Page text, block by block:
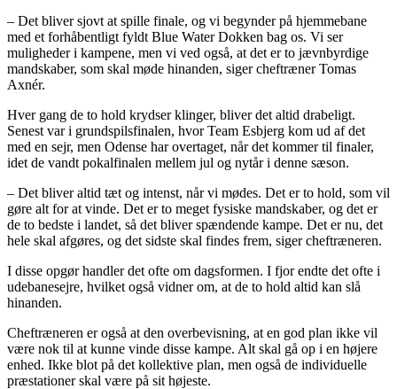
– Det bliver sjovt at spille finale, og vi begynder på hjemmebane
med et forhåbentligt fyldt Blue Water Dokken bag os. Vi ser
muligheder i kampene, men vi ved også, at det er to jævnbyrdige
mandskaber, som skal møde hinanden, siger cheftræner Tomas
Axnér.
Hver gang de to hold krydser klinger, bliver det altid drabeligt.
Senest var i grundspilsfinalen, hvor Team Esbjerg kom ud af det
med en sejr, men Odense har overtaget, når det kommer til finaler,
idet de vandt pokalfinalen mellem jul og nytår i denne sæson.
– Det bliver altid tæt og intenst, når vi mødes. Det er to hold, som vil
gøre alt for at vinde. Det er to meget fysiske mandskaber, og det er
de to bedste i landet, så det bliver spændende kampe. Det er nu, det
hele skal afgøres, og det sidste skal findes frem, siger cheftræneren.
I disse opgør handler det ofte om dagsformen. I fjor endte det ofte i
udebanesejre, hvilket også vidner om, at de to hold altid kan slå
hinanden.
Cheftræneren er også at den overbevisning, at en god plan ikke vil
være nok til at kunne vinde disse kampe. Alt skal gå op i en højere
enhed. Ikke blot på det kollektive plan, men også de individuelle
præstationer skal være på sit højeste.